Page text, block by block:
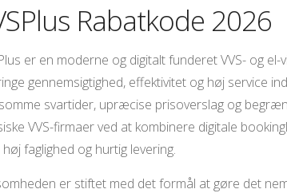
Rabatkode 2026
er en moderne og digitalt funderet VVS- og
gennemsigtighed, effektivitet og høj service
svartider, upræcise prisoverslag og
VVS-firmaer ved at kombinere digitale
faglighed og hurtig levering.
er stiftet med det formål at gøre det